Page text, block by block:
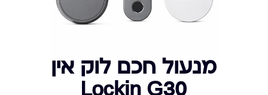
מנעול חכם לוק אין
Lockin G30